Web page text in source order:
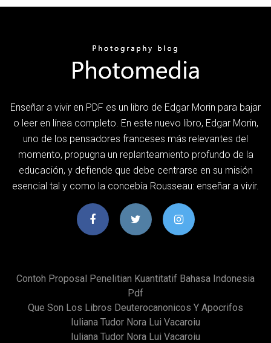
Enseñar a vivir en PDF es un libro de Edgar Morin para bajar
o leer en línea completo. En este nuevo libro, Edgar Morin,
uno de los pensadores franceses más relevantes del
momento, propugna un replanteamiento profundo de la
educación, y defiende que debe centrarse en su misión
esencial tal y como la concebía Rousseau: enseñar a vivir.
Contoh Proposal Penelitian Kuantitatif Bahasa Indonesia
Pdf
Que Son Los Libros Deuterocanonicos Y Apocrifos
Iuliana Tudor Nora Lui Vacaroiu
Iuliana Tudor Nora Lui Vacaroiu